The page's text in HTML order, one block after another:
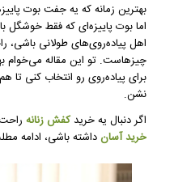
بهترین زمانه که یه جفت بوت
اما بوت پاییزه‌ای که فقط
اهل پیاده‌روی‌های طولانی
چیزهاست. تو این مقاله می‌خوام
برای پیاده‌روی رو انتخاب کنی تا
نشن.
اگر دنبال یه خریدکفش زنانه
خرید آسانداشته باشی، ادامه